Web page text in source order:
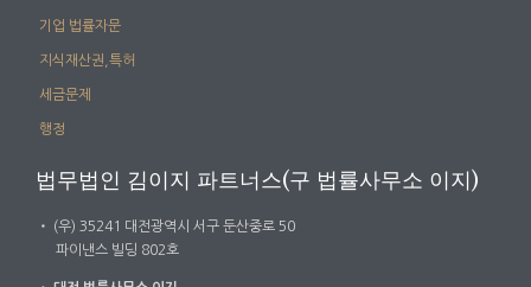
기업 법률자문
지식재산권,특허
세금문제
행정
법무법인 김이지 파트너스(구 법률사무소 이지)
・
(우) 35241 대전광역시 서구 둔산중로 50
파이낸스 빌딩 802호